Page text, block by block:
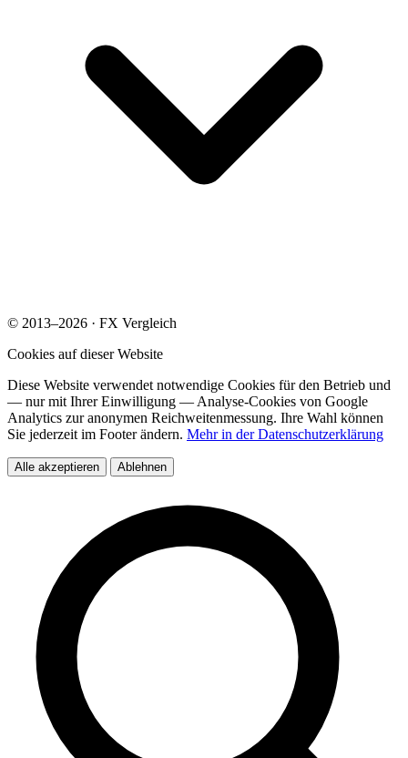
© 2013–2026 · FX Vergleich
Cookies auf dieser Website
Diese Website verwendet notwendige Cookies für den Betrieb und
— nur mit Ihrer Einwilligung — Analyse-Cookies von Google
Analytics zur anonymen Reichweitenmessung. Ihre Wahl können
Sie jederzeit im Footer ändern. Mehr in der Datenschutzerklärung
Alle akzeptieren Ablehnen